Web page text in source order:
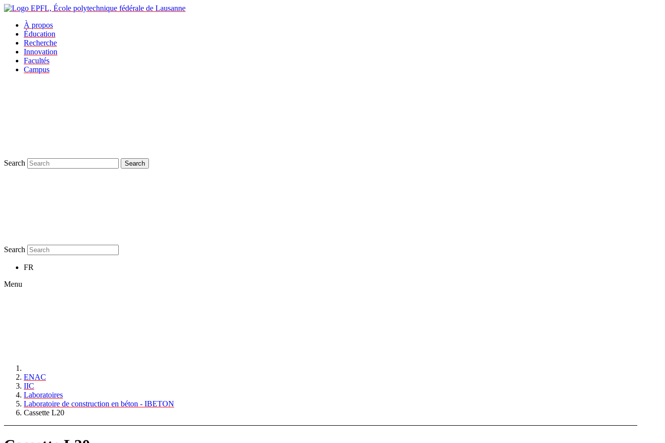
À propos
Éducation
Recherche
Innovation
Facultés
Campus
Search Search
Search
FR
Menu
ENAC
IIC
Laboratoires
Laboratoire de construction en béton - IBETON
Cassette L20